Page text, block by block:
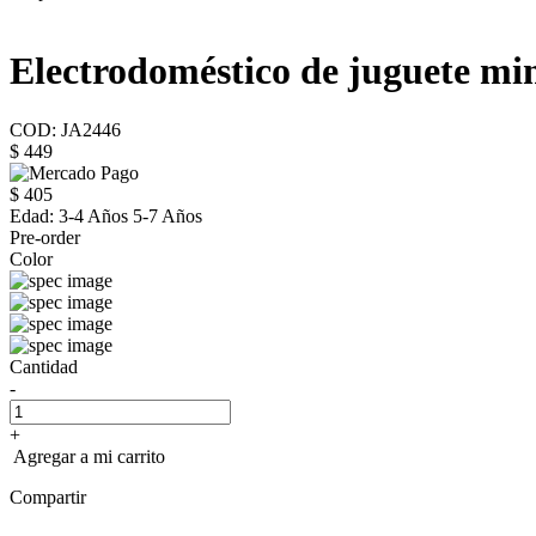
Electrodoméstico de juguete
COD: JA2446
$ 449
$ 405
Edad: 3-4 Años 5-7 Años
Pre-order
Color
Cantidad
-
+
Agregar a mi carrito
Compartir